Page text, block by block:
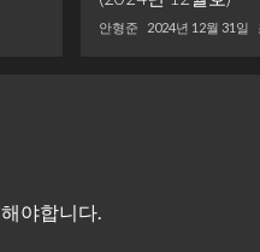
안형준 2024년 12월 31일
해야합니다.